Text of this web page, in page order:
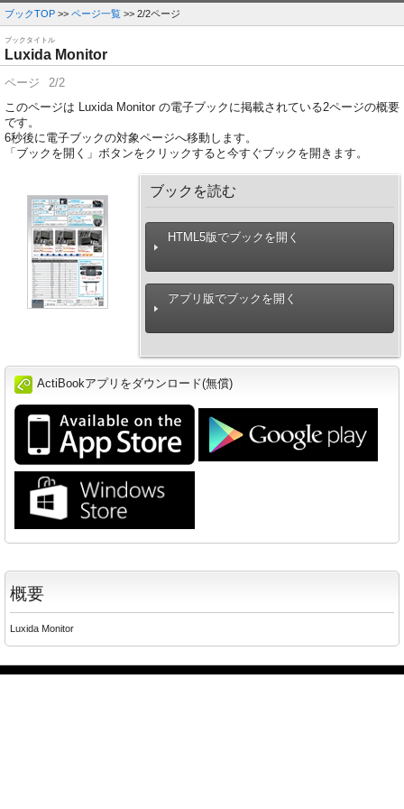
ブックTOP >> ページ一覧 >> 2/2ページ
ブックタイトル
Luxida Monitor
ページ
2/2
このページは Luxida Monitor の電子ブックに掲載されている2ページの概要
です。
6秒後に電子ブックの対象ページへ移動します。
「ブックを開く」ボタンをクリックすると今すぐブックを開きます。
ブックを読む
HTML5版でブックを開く
アプリ版でブックを開く
ActiBookアプリをダウンロード(無償)
概要
Luxida Monitor